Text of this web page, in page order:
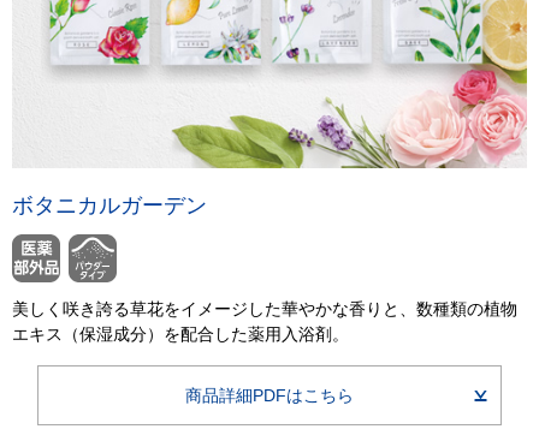
ボタニカルガーデン
美しく咲き誇る草花をイメージした華やかな香りと、数種類の植物
エキス（保湿成分）を配合した薬用入浴剤。
商品詳細PDFはこちら